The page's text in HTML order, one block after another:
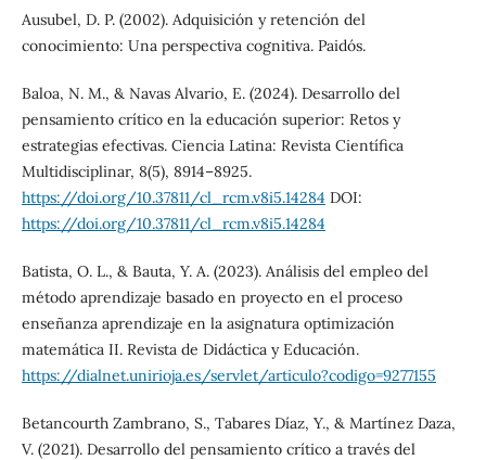
Ausubel, D. P. (2002). Adquisición y retención del
conocimiento: Una perspectiva cognitiva. Paidós.
Baloa, N. M., & Navas Alvario, E. (2024). Desarrollo del
pensamiento crítico en la educación superior: Retos y
estrategias efectivas. Ciencia Latina: Revista Científica
Multidisciplinar, 8(5), 8914–8925.
https://doi.org/10.37811/cl_rcm.v8i5.14284 DOI:
https://doi.org/10.37811/cl_rcm.v8i5.14284
Batista, O. L., & Bauta, Y. A. (2023). Análisis del empleo del
método aprendizaje basado en proyecto en el proceso
enseñanza aprendizaje en la asignatura optimización
matemática II. Revista de Didáctica y Educación.
https://dialnet.unirioja.es/servlet/articulo?codigo=9277155
Betancourth Zambrano, S., Tabares Díaz, Y., & Martínez Daza,
V. (2021). Desarrollo del pensamiento crítico a través del